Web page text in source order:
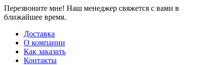
Перезвоните мне! Наш менеджер свяжется с вами в
ближайшее время.
Доставка
О компании
Как заказать
Контакты